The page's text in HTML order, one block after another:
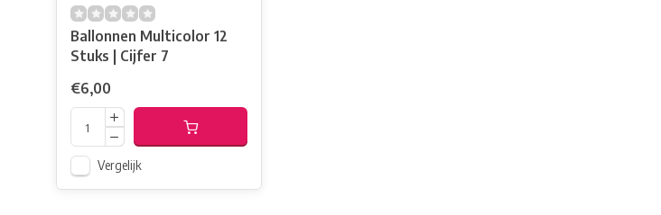
Ballonnen Multicolor 12
Stuks | Cijfer 7
€6,00
Vergelijk